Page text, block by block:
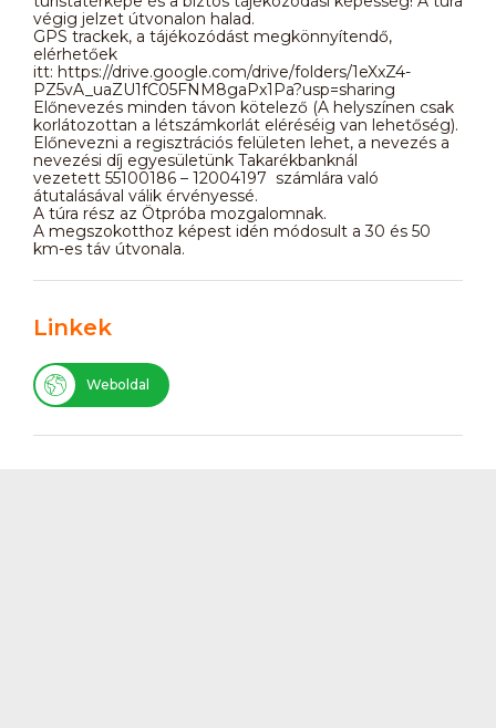
végig jelzet útvonalon halad.
GPS trackek, a tájékozódást megkönnyítendő,
elérhetőek
itt: https://drive.google.com/drive/folders/1eXxZ4-
PZ5vA_uaZU1fC05FNM8gaPx1Pa?usp=sharing
Előnevezés minden távon kötelező (A helyszínen csak
korlátozottan a létszámkorlát eléréséig van lehetőség).
Előnevezni a regisztrációs felületen lehet, a nevezés a
nevezési díj egyesületünk Takarékbanknál
vezetett 55100186 – 12004197 számlára való
átutalásával válik érvényessé.
A túra rész az Ötpróba mozgalomnak.
A megszokotthoz képest idén módosult a 30 és 50
km-es táv útvonala.
Linkek
Weboldal